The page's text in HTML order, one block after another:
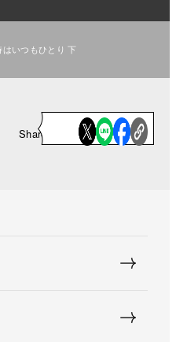
いつもひとり 下
Share